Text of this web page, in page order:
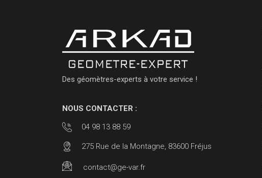
Des géomètres-experts à votre service !
NOUS CONTACTER :
04 98 13 88 59
275 Rue de la Montagne, 83600 Fréjus
contact@ge-var.fr